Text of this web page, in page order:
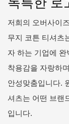
저희의 오버사이
무지 코튼 티셔츠
자 하는 기업에
착용감을 자랑하
안성맞춤입니다.
셔츠는 어떤 브랜
입니다.